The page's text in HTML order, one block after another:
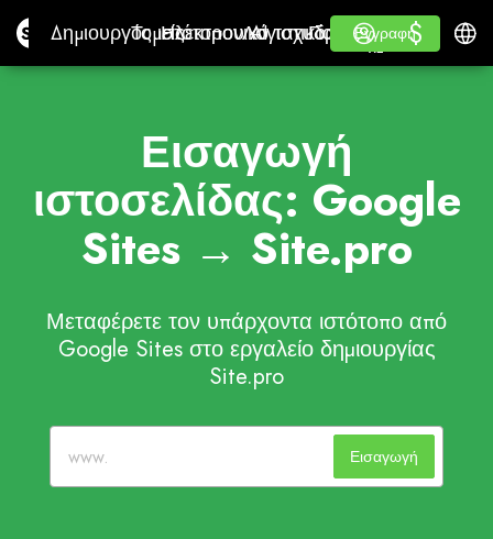
Site.proΔημιουργός ιστότοπου AI
Δημιουργός ιστότοπου AI
Τομείς
ΤομείςΗλεκτρονικό ταχυδρομείο
Ηλεκτρονικό ταχυδρομείο
Λογιστικό λογισμικό
Λογιστικό λογισμικό
Για
Για Μεταπωλητές
ΛΕΥΚΉ ΕΤΙΚΈΤΑ
Μαθαίνω
Μαθαίνω
Εγγραφή
Εγγραφή
Σύνδεση$
$
Εισαγωγή
ιστοσελίδας: Google
Sites → Site.pro
Μεταφέρετε τον υπάρχοντα ιστότοπο από
Google Sites στο εργαλείο δημιουργίας
Site.pro
Εισαγωγή